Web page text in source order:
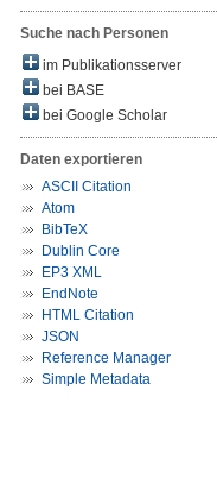
Suche nach Personen
im Publikationsserver
bei BASE
bei Google Scholar
Daten exportieren
ASCII Citation
Atom
BibTeX
Dublin Core
EP3 XML
EndNote
HTML Citation
JSON
Reference Manager
Simple Metadata